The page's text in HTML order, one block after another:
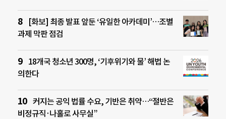
[화보] 최종 발표 앞둔 ‘유일한 아카데미’…조별
과제 막판 점검
18개국 청소년 300명, ‘기후위기와 물’ 해법 논
의한다
커지는 공익 법률 수요, 기반은 취약…“절반은
비정규직·나홀로 사무실”